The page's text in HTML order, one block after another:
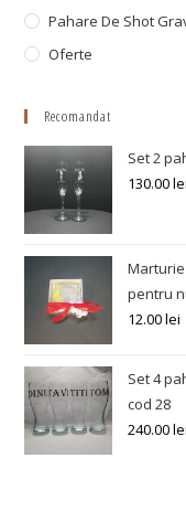
Pahare De Shot
Oferte
Recomandat
Set 2
130.00lei
pentru
12.00lei
Set 4
cod 28
240.00lei